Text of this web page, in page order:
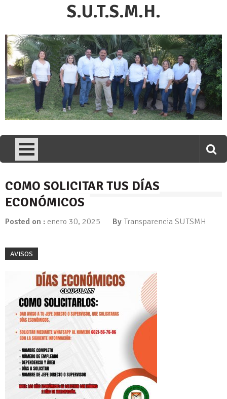
S.U.T.S.M.H.
COMO SOLICITAR TUS DÍAS
ECONÓMICOS
Posted on : enero 30, 2025 By Transparencia SUTSMH
AVISOS